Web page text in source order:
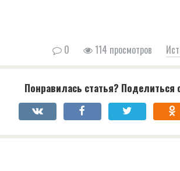
0 114 просмотров
Понравилась статья? Поделиться